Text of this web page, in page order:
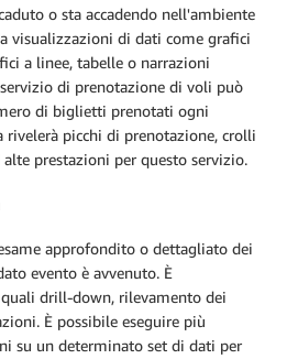
o sta accadendo nell'ambiente
visualizzazioni di dati come grafici
a linee, tabelle o narrazioni
di prenotazione di voli può
di biglietti prenotati ogni
rivelerà picchi di prenotazione, crolli
prestazioni per questo servizio.
approfondito o dettagliato dei
evento è avvenuto. È
drill-down, rilevamento dei
È possibile eseguire più
su un determinato set di dati per